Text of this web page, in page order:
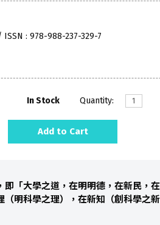
ISSN : 978-988-237-329-7
In Stock Quantity:
Add to Cart
「大學之道，在明明德，在新民，
明科學之理），在新知（創科學之